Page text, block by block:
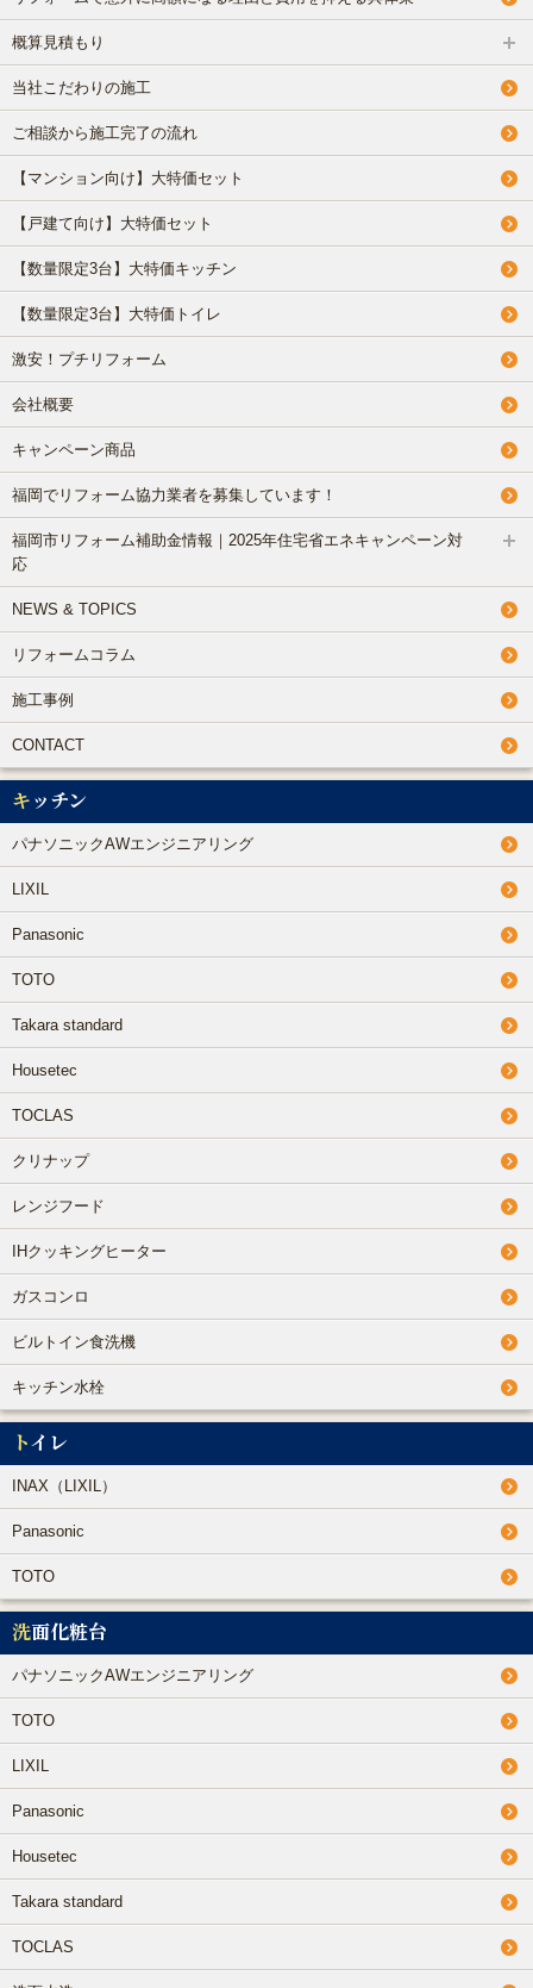
【数量限定3台】大特価キッチン
【数量限定3台】大特価トイレ
激安！プチリフォーム
会社概要
キャンペーン商品
福岡でリフォーム協力業者を募集しています！
福岡市リフォーム補助金情報｜2025年住宅省エネキャンペー
ン対応
NEWS & TOPICS
リフォームコラム
概算見積もり
当社こだわりの施工
ご相談から施工完了の流れ
【マンション向け】大特価セット
【戸建て向け】大特価セット
【数量限定3台】大特価キッチン
【数量限定3台】大特価トイレ
激安！プチリフォーム
会社概要
キャンペーン商品
福岡でリフォーム協力業者を募集しています！
福岡市リフォーム補助金情報｜2025年住宅省エネキャンペーン対
応
NEWS & TOPICS
リフォームコラム
施工事例
CONTACT
キッチン
パナソニックAWエンジニアリング
LIXIL
Panasonic
TOTO
Takara standard
Housetec
TOCLAS
クリナップ
レンジフード
IHクッキングヒーター
ガスコンロ
ビルトイン食洗機
キッチン水栓
トイレ
INAX（LIXIL）
Panasonic
TOTO
洗面化粧台
パナソニックAWエンジニアリング
TOTO
LIXIL
Panasonic
Housetec
Takara standard
TOCLAS